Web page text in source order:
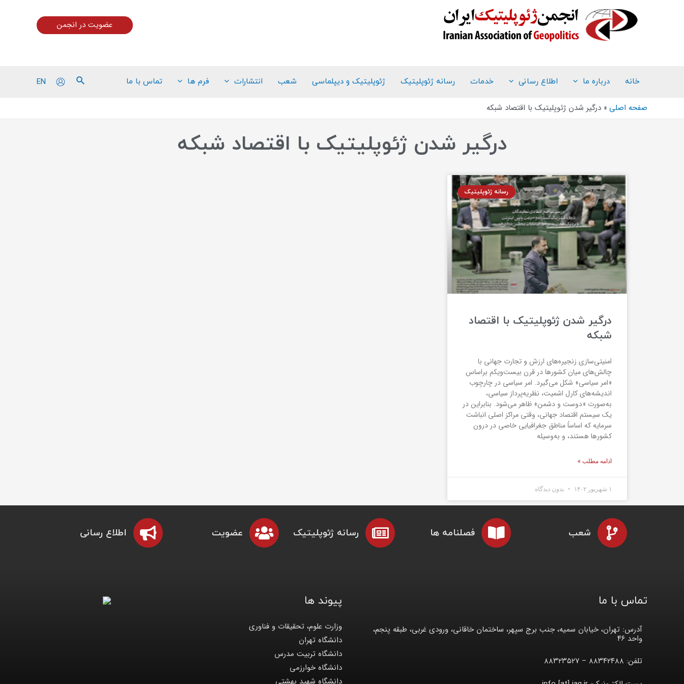
عضویت در انجمن
خانه درباره ما اطلاع رسانی خدمات رسانه ژئوپلیتیک ژئوپلیتیک و دیپلماسی شعب انتشارات فرم ها تماس با ما EN
صفحه اصلی درگیر شدن ژئوپلیتیک با اقتصاد شبکه
درگیر شدن ژئوپلیتیک با اقتصاد شبکه
رسانه ژئوپلیتیک
درگیر شدن ژئوپلیتیک با اقتصاد
شبکه
امنیتی‌سازی زنجیره‌های ارزش و تجارت جهانی با
چالش‌های میان کشورها در قرن بیست‌ویکم براساس
«امر سیاسی» شکل می‌گیرد. امر سیاسی در چارچوب
اندیشه‌های کارل اشمیت، نظریه‌پرداز سیاسی،
به‌صورت «دوست و دشمن» ظاهر می‌شود. بنابراین در
یک سیستم اقتصاد جهانی، وقتی مراکز اصلی انباشت
سرمایه که اساساً مناطق جغرافیایی خاصی در درون
کشورها هستند، و به‌وسیله
ادامه مطلب »
۱ شهریور ۱۴۰۲ بدون دیدگاه
شعب فصلنامه ها رسانه ژئوپلیتیک عضویت اطلاع رسانی
تماس با ما
آدرس: تهران، خیابان سمیه، جنب برج سپهر، ساختمان خاقانی، ورودی غربی، طبقه پنجم،
واحد ۴۶
تلفن: ۸۸۳۴۲۴۸۸ – ۸۸۳۲۳۵۲۷
پیوند ها
وزارت علوم، تحقیقات و فناوری
دانشگاه تهران
دانشگاه تربیت مدرس
دانشگاه خوارزمی
دانشگاه شهید بهشتی